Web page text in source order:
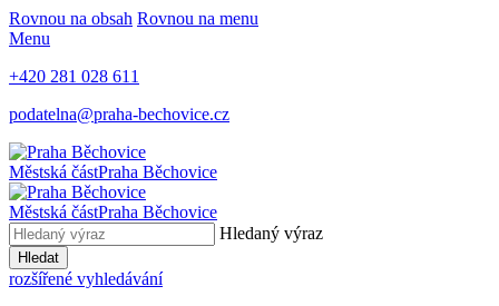
Rovnou na obsah Rovnou na menu
Menu
+420 281 028 611
podatelna@praha-bechovice.cz
Městská částPraha Běchovice
Městská částPraha Běchovice
Hledaný výraz
Hledat
rozšířené vyhledávání